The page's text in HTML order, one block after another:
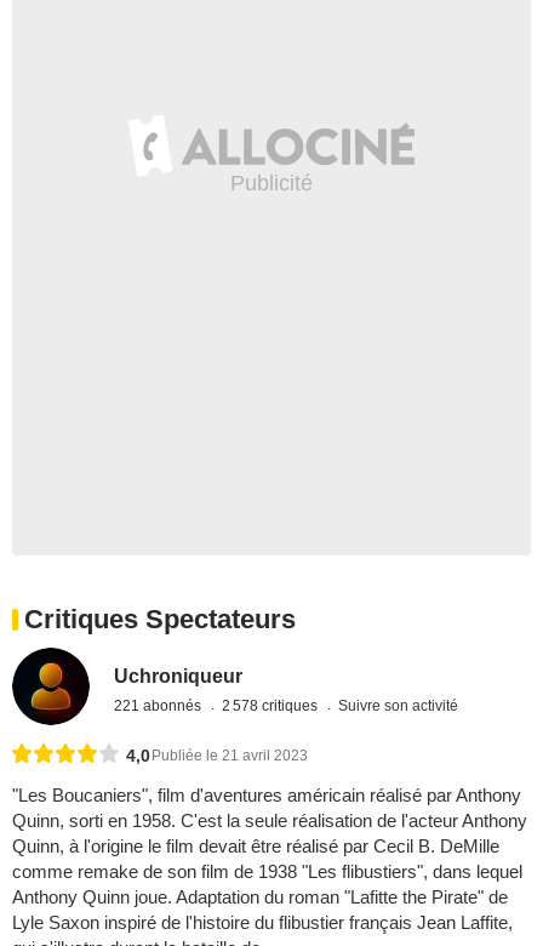
Critiques Spectateurs
Uchroniqueur
221 abonnés 2 578 critiques Suivre son activité
4,0 Publiée le 21 avril 2023
"Les Boucaniers", film d'aventures américain réalisé par Anthony
Quinn, sorti en 1958. C'est la seule réalisation de l'acteur Anthony
Quinn, à l'origine le film devait être réalisé par Cecil B. DeMille
comme remake de son film de 1938 "Les flibustiers", dans lequel
Anthony Quinn joue. Adaptation du roman "Lafitte the Pirate" de
Lyle Saxon inspiré de l'histoire du flibustier français Jean Laffite,